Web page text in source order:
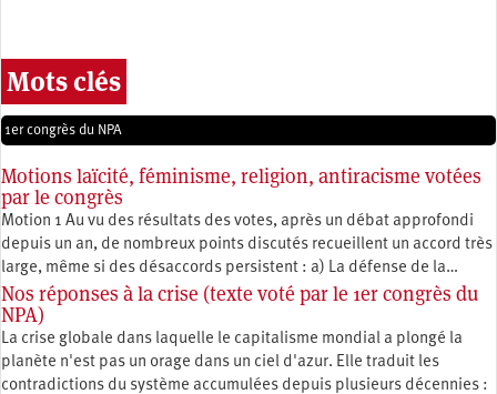
Mots clés
1er congrès du NPA
Motions laïcité, féminisme, religion, antiracisme votées
par le congrès
Motion 1 Au vu des résultats des votes, après un débat approfondi
depuis un an, de nombreux points discutés recueillent un accord très
large, même si des désaccords persistent : a) La défense de la…
Nos réponses à la crise (texte voté par le 1er congrès du
NPA)
La crise globale dans laquelle le capitalisme mondial a plongé la
planète n'est pas un orage dans un ciel d'azur. Elle traduit les
contradictions du système accumulées depuis plusieurs décennies :